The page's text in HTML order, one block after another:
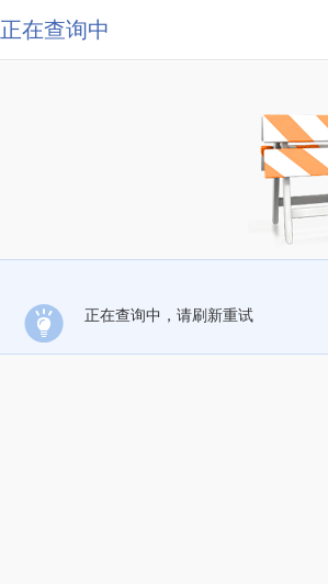
正在查询中
正在查询中，请刷新重试